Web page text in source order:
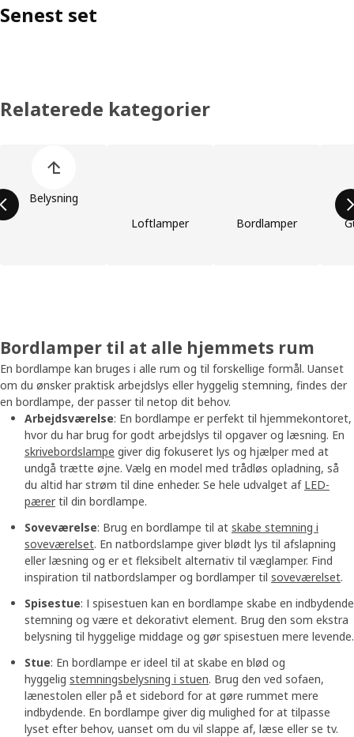
Senest set
Relaterede kategorier
Belysning
Loftlamper
Bordlamper
Bordlamper til at alle hjemmets rum
En bordlampe kan bruges i alle rum og til forskellige formål. Uanset
om du ønsker praktisk arbejdslys eller hyggelig stemning, findes der
en bordlampe, der passer til netop dit behov.
Arbejdsværelse: En bordlampe er perfekt til hjemmekontoret,
hvor du har brug for godt arbejdslys til opgaver og læsning. En
skrivebordslampe giver dig fokuseret lys og hjælper med at
undgå trætte øjne. Vælg en model med trådløs opladning, så
du altid har strøm til dine enheder. Se hele udvalget af LED-
pærer til din bordlampe.
Soveværelse: Brug en bordlampe til at skabe stemning i
soveværelset. En natbordslampe giver blødt lys til afslapning
eller læsning og er et fleksibelt alternativ til væglamper. Find
inspiration til natbordslamper og bordlamper til soveværelset.
Spisestue: I spisestuen kan en bordlampe skabe en indbydende
stemning og være et dekorativt element. Brug den som ekstra
belysning til hyggelige middage og gør spisestuen mere levende.
Stue: En bordlampe er ideel til at skabe en blød og
hyggelig stemningsbelysning i stuen. Brug den ved sofaen,
lænestolen eller på et sidebord for at gøre rummet mere
indbydende. En bordlampe giver dig mulighed for at tilpasse
lyset efter behov, uanset om du vil slappe af, læse eller se tv.